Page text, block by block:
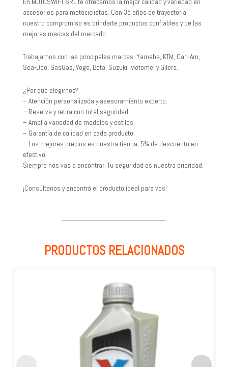
accesorios para motociclistas. Con 35 años de trayectoria,
nuestro compromiso es brindarte productos confiables y de las
mejores marcas del mercado.
Trabajamos con las principales marcas: Yamaha, KTM, Can-Am,
Sea-Doo, GasGas, Voge, Beta, Suzuki, Motomel y Gilera.
¿Por qué elegirnos?
– Atención personalizada y asesoramiento experto.
– Reserva y retira con total seguridad.
– Amplia variedad de modelos y estilos.
– Garantía de calidad en cada producto.
– Los mejores precios es nuestra tienda, 5% de descuento en
efectivo.
Siempre nos vas a encontrar. Tu seguridad es nuestra prioridad.
¡Consúltanos y encontrá el producto ideal para vos!
PRODUCTOS RELACIONADOS